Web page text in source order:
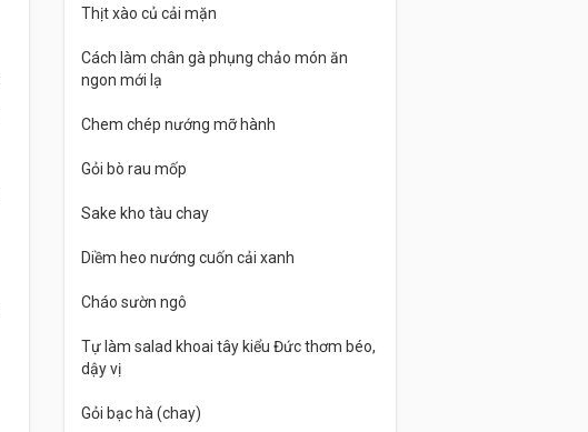
Thịt xào củ cải mặn
Cách làm chân gà phụng chảo món ăn
ngon mới lạ
Chem chép nướng mỡ hành
Gỏi bò rau mốp
Sake kho tàu chay
Diềm heo nướng cuốn cải xanh
Cháo sườn ngô
Tự làm salad khoai tây kiểu Đức thơm béo,
dậy vị
Gỏi bạc hà (chay)